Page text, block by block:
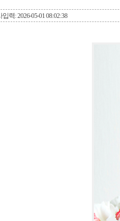
입력: 2026-05-01 08:02:38